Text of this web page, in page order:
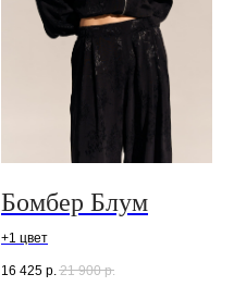
Бомбер Блум
+1 цвет
16 425 р. 21 900 р.